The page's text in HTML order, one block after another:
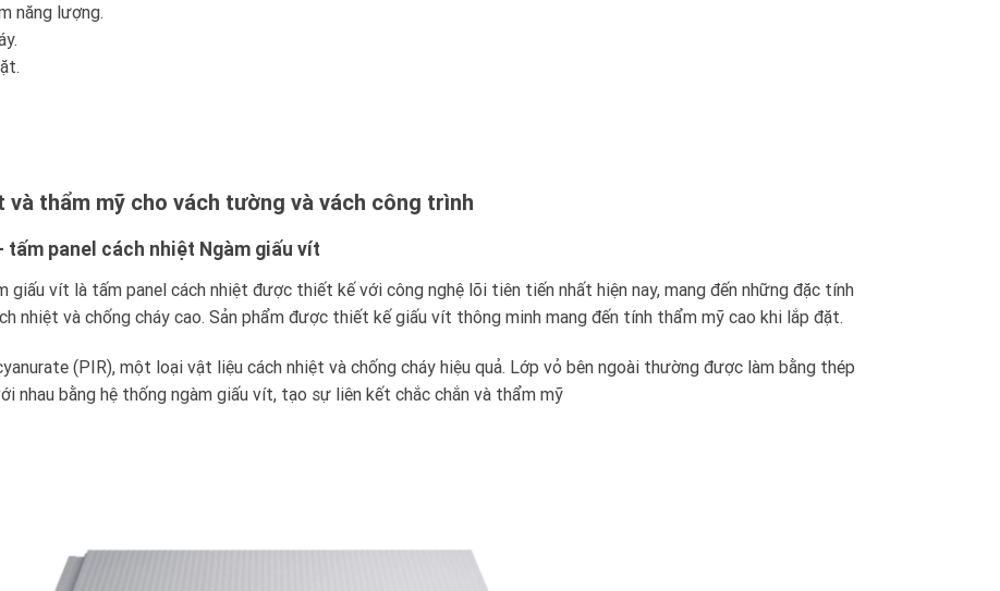
năng lượng.
và thẩm mỹ cho vách tường và vách công trình
panel cách nhiệt Ngàm giấu vít
giấu vít là tấm panel cách nhiệt được thiết kế với công nghệ lõi tiên tiến nhất hiện nay, mang đến những đặc tính
nhiệt và chống cháy cao. Sản phẩm được thiết kế giấu vít thông minh mang đến tính thẩm mỹ cao khi lắp đặt.
(PIR), một loại vật liệu cách nhiệt và chống cháy hiệu quả. Lớp vỏ bên ngoài thường được làm bằng thép
nhau bằng hệ thống ngàm giấu vít, tạo sự liên kết chắc chắn và thẩm mỹ